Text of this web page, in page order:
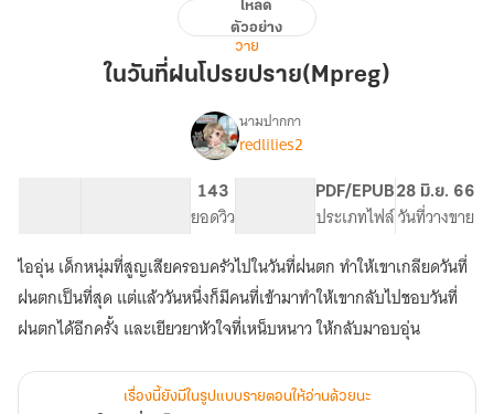
ที่
โปรยปราย(Mpreg)
โหลด
ตัวอย่าง
วาย
ในวันที่ฝนโปรยปราย(Mpreg)
เรื่อง
โปรยปราย(Mpreg)
{มี
E-
book}
นามปากกา
redlilies2
143
ยอดวิว
PDF/EPUB
ประเภทไฟล์
28 มิ.ย. 66
วันที่วางขาย
ไออุ่น เด็กหนุ่มที่สูญเสียครอบครัวไปในวันที่ฝนตก ทำให้เขาเกลียดวันที่
ฝนตกเป็นที่สุด แต่แล้ววันหนึ่งก็มีคนที่เข้ามาทำให้เขากลับไปชอบวันที่
ฝนตกได้อีกครั้ง และเยียวยาหัวใจที่เหน็บหนาว ให้กลับมาอบอุ่น
เรื่องนี้ยังมีในรูปแบบรายตอนให้อ่านด้วยนะ